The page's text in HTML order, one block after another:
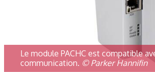
Le module PACHC est compatible
communication. © Parker Hannifin